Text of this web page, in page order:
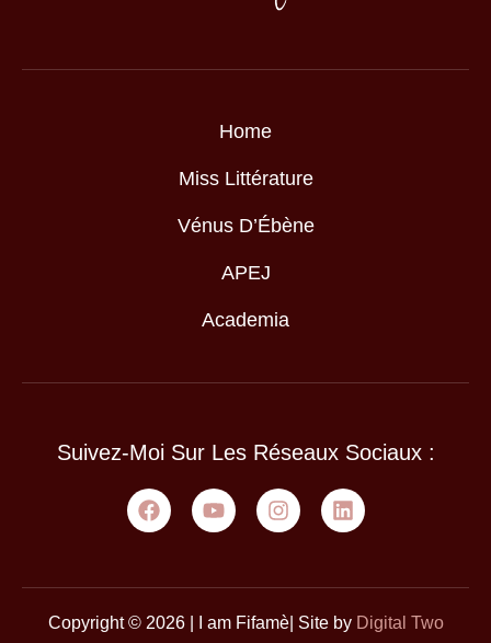
Home
Miss Littérature
Vénus D’Ébène
APEJ
Academia
Suivez-Moi Sur Les Réseaux Sociaux :
Copyright © 2026 | I am Fifamè| Site by Digital Two